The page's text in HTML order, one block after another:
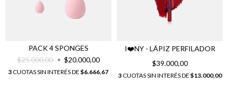
PACK 4 SPONGES
$25.000,00
$20.000,00
3CUOTAS SIN INTERÉS DE $6.666,67
I❤️NY - LÁPIZ PERFILADOR
$39.000,00
3CUOTAS SIN INTERÉS DE $13.000,00